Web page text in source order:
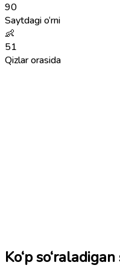
90
Saytdagi o‘rni
👶
51
Qizlar orasida
Ko‘p